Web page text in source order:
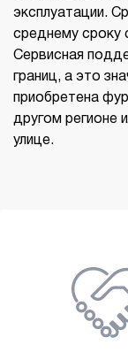
эксплуатации.
среднему сроку
Сервисная
границ, а это
приобретена
другом регионе
улице.